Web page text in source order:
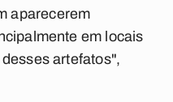
aparecerem
em locais
artefatos",